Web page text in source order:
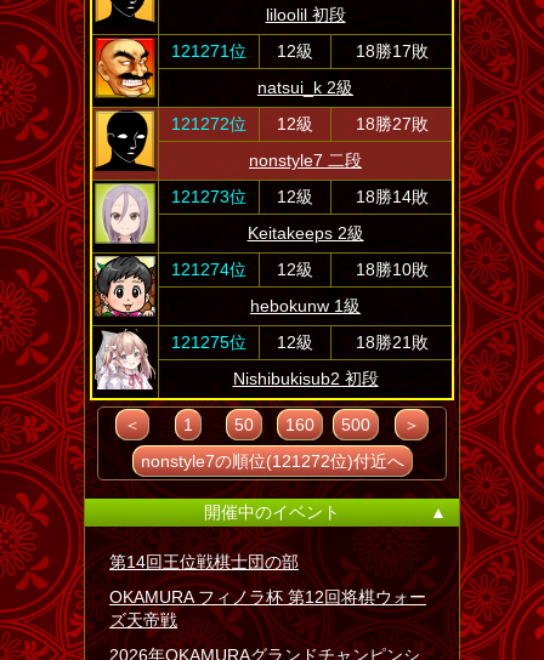
liloolil 初段
121271位
12級
18勝17敗
natsui_k 2級
121272位
12級
18勝27敗
nonstyle7 二段
121273位
12級
18勝14敗
Keitakeeps 2級
121274位
12級
18勝10敗
hebokunw 1級
121275位
12級
18勝21敗
Nishibukisub2 初段
＜ 1 50 160 500
＞
nonstyle7の順位(121272位)付近へ
開催中のイベント ▲
第14回王位戦棋士団の部
OKAMURA フィノラ杯 第12回将棋ウォー
ズ天帝戦
2026年OKAMURAグランドチャンピンシ